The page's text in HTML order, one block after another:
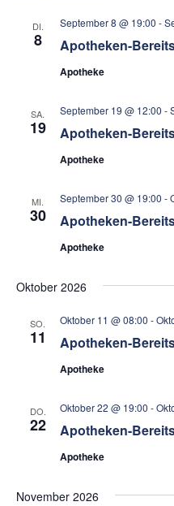
DI.
8 Apotheken-
September 8 @ 19:00 -
Apotheke
SA.
19 Apotheken-
September 19 @ 12:00 -
Apotheke
MI.
30 Apotheken-
September 30 @ 19:00 -
Apotheke
Oktober 2026
SO.
11 Apotheken-
Oktober 11 @ 08:00 -
Apotheke
DO.
22 Apotheken-
Oktober 22 @ 19:00 -
Apotheke
November 2026